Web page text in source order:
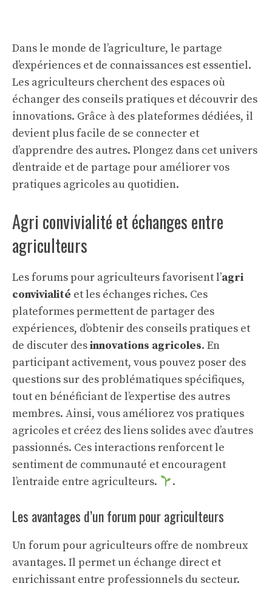
Dans le monde de l’agriculture, le partage
d’expériences et de connaissances est essentiel.
Les agriculteurs cherchent des espaces où
échanger des conseils pratiques et découvrir des
innovations. Grâce à des plateformes dédiées, il
devient plus facile de se connecter et
d’apprendre des autres. Plongez dans cet univers
d’entraide et de partage pour améliorer vos
pratiques agricoles au quotidien.
Agri convivialité et échanges entre
agriculteurs
Les forums pour agriculteurs favorisent l’agri
convivialité et les échanges riches. Ces
plateformes permettent de partager des
expériences, d’obtenir des conseils pratiques et
de discuter desinnovations agricoles. En
participant activement, vous pouvez poser des
questions sur des problématiques spécifiques,
tout en bénéficiant de l’expertise des autres
membres. Ainsi, vous améliorez vos pratiques
agricoles et créez des liens solides avec d’autres
passionnés. Ces interactions renforcent le
sentiment de communauté et encouragent
l’entraide entre agriculteurs.
.
Les avantages d’un forum pour agriculteurs
Un forum pour agriculteurs offre de nombreux
avantages. Il permet un échange direct et
enrichissant entre professionnels du secteur.